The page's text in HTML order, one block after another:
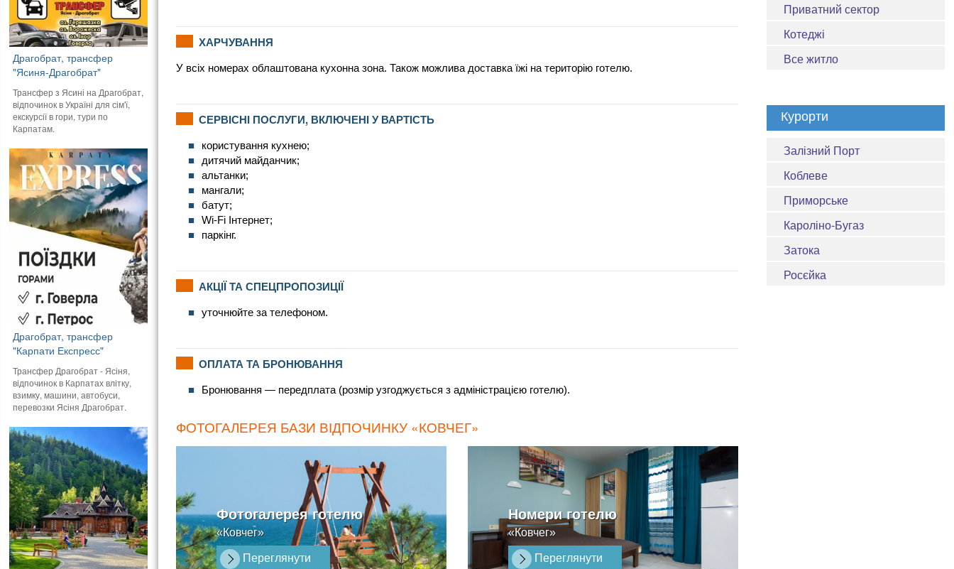
ХАРЧУВАННЯ
У всіх номерах облаштована кухонна зона. Також можлива доставка їжі на територію готелю.
СЕРВІСНІ ПОСЛУГИ, ВКЛЮЧЕНІ У ВАРТІСТЬ
користування кухнею;
дитячий майданчик;
альтанки;
мангали;
батут;
Wi-Fi Інтернет;
паркінг.
АКЦІЇ ТА СПЕЦПРОПОЗИЦІЇ
уточнюйте за телефоном.
ОПЛАТА ТА БРОНЮВАННЯ
Бронювання — передплата (розмір узгоджується з адміністрацією готелю).
ФОТОГАЛЕРЕЯ БАЗИ ВІДПОЧИНКУ «КОВЧЕГ»
Фотогалерея готелю
«Ковчег»
Переглянути
Номери готелю
«Ковчег»
Переглянути
Приватний сектор
Котеджі
Все житло
Курорти
Залізний Порт
Коблеве
Приморське
Кароліно-Бугаз
Затока
Росєйка
Драгобрат, трансфер
"Ясиня-Драгобрат"
Трансфер з Ясині на Драгобрат,
відпочинок в Україні для сім'ї,
екскурсії в гори, тури по
Карпатам.
Драгобрат, трансфер
"Карпати Експресс"
Трансфер Драгобрат - Ясіня,
відпочинок в Карпатах влітку,
взимку, машини, автобуси,
перевозки Ясіня Драгобрат.